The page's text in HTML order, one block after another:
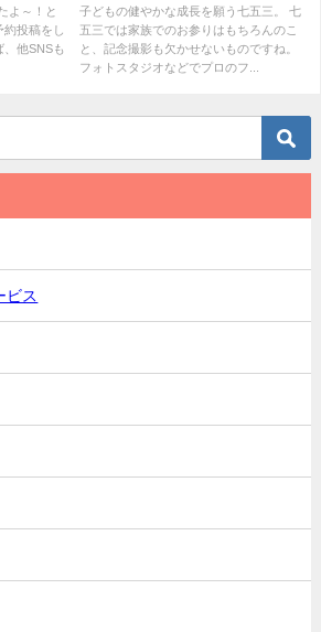
よ～！と
約投稿をし
他SNSも
カメラマン必見】
子どもの健やかな成長を願う七五三。 七
五三では家族でのお参りはもちろんのこ
と、記念撮影も欠かせないものですね。
フォトスタジオなどでプロのフ...
ビス